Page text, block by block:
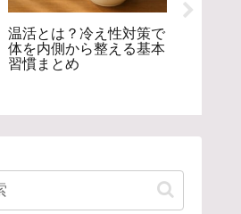
温活とは？冷え性対策で
体を内側から整える基本
習慣まとめ